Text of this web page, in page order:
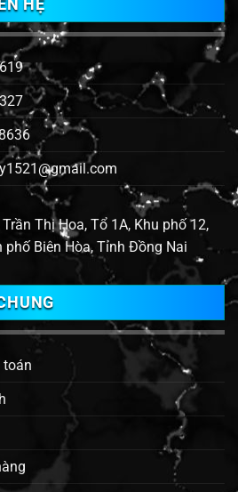
HỆ
Thị Hoa, Tổ 1A, Khu phố 12,
phố Biên Hòa, Tỉnh Đồng Nai
toán